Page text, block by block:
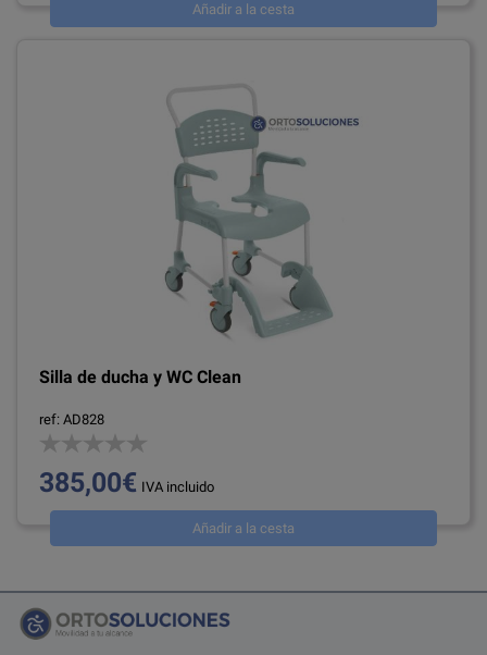
Añadir a la cesta
Silla de ducha y WC Clean
ref: AD828
385,00€ IVA incluido
Añadir a la cesta